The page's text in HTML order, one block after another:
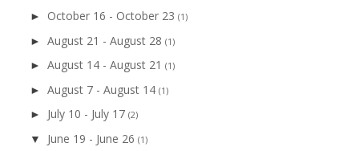
► October 16 - October 23 (1)
► August 21 - August 28 (1)
► August 14 - August 21 (1)
► August 7 - August 14 (1)
► July 10 - July 17 (2)
▼ June 19 - June 26 (1)